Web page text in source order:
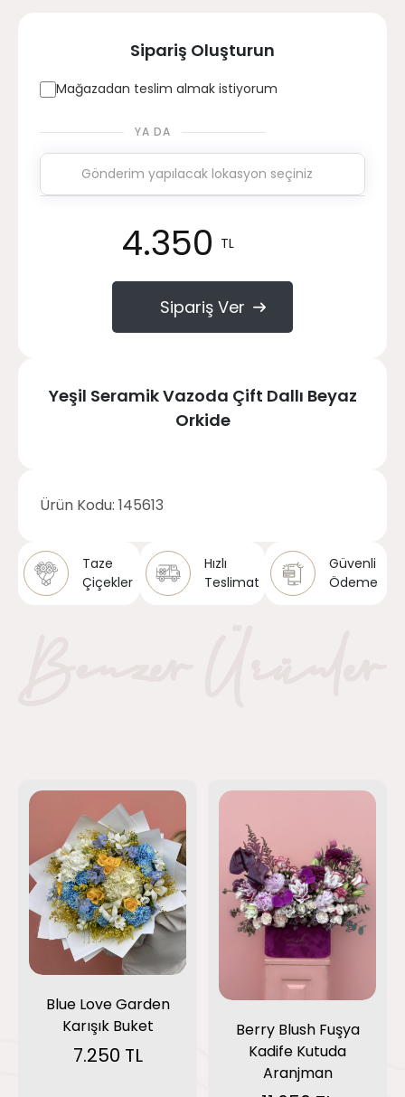
Sipariş Oluşturun
Mağazadan teslim almak istiyorum
YA DA
4.350 TL
Sipariş Ver
Yeşil Seramik Vazoda Çift Dallı Beyaz
Orkide
Ürün Kodu: 145613
Taze
Çiçekler
Hızlı
Teslimat
Güvenli
Ödeme
Blue Love Garden
Karışık Buket
7.250 TL
Berry Blush Fuşya
Kadife Kutuda
Aranjman